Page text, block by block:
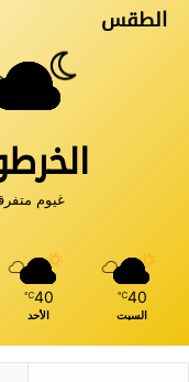
الطقس
غيوم
40
℃
السبت
40
℃
الأحد